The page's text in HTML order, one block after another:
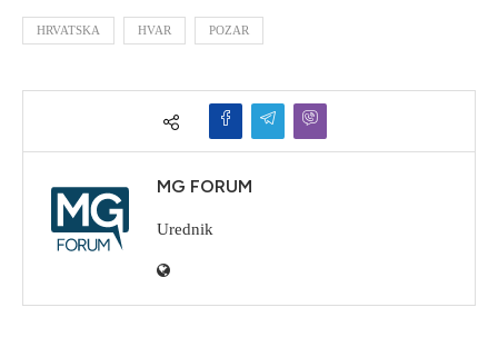
HRVATSKA HVAR POZAR
MG FORUM
Urednik